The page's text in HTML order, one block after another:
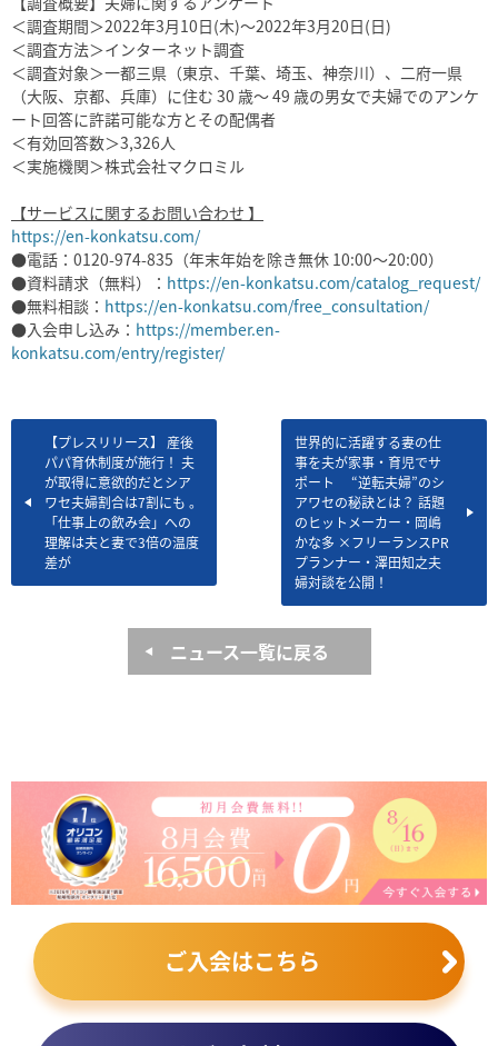
＜調査期間＞2022年3月10日(木)～2022年3月20日(日)
＜調査方法＞インターネット調査
＜調査対象＞一都三県（東京、千葉、埼玉、神奈川）、二府一県
（大阪、京都、兵庫）に住む 30 歳～ 49 歳の男女で夫婦でのアンケ
ート回答に許諾可能な方とその配偶者
＜有効回答数＞3,326人
＜実施機関＞株式会社マクロミル
【サービスに関するお問い合わせ 】
https://en-konkatsu.com/
●電話：0120-974-835（年末年始を除き無休 10:00〜20:00）
●資料請求（無料）： https://en-konkatsu.com/catalog_request/
●無料相談： https://en-konkatsu.com/free_consultation/
●入会申し込み： https://member.en-
konkatsu.com/entry/register/
【プレスリリース】 産後
パパ育休制度が施行！ 夫
が取得に意欲的だとシア
ワセ夫婦割合は7割にも 。
「仕事上の飲み会」への
理解は夫と妻で3倍の温度
差が
世界的に活躍する妻の仕
事を夫が家事・育児でサ
ポート “逆転夫婦”のシ
アワセの秘訣とは？ 話題
のヒットメーカー・岡嶋
かな多 ×フリーランスPR
プランナー・澤田知之夫
婦対談を公開！
ニュース一覧に戻る
ご入会はこちら